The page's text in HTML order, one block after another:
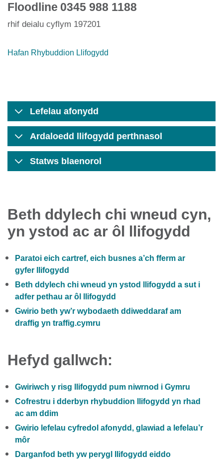
Floodline 0345 988 1188
rhif deialu cyflym 197201
Hafan Rhybuddion Llifogydd
Lefelau afonydd
Ardaloedd llifogydd perthnasol
Statws blaenorol
Beth ddylech chi wneud cyn,
yn ystod ac ar ôl llifogydd
Paratoi eich cartref, eich busnes a’ch fferm ar
gyfer llifogydd
Beth ddylech chi wneud yn ystod llifogydd a sut i
adfer pethau ar ôl llifogydd
Gwirio beth yw’r wybodaeth ddiweddaraf am
draffig yn traffig.cymru
Hefyd gallwch:
Gwiriwch y risg llifogydd pum niwrnod i Gymru
Cofrestru i dderbyn rhybuddion llifogydd yn rhad
ac am ddim
Gwirio lefelau cyfredol afonydd, glawiad a lefelau’r
môr
Darganfod beth yw perygl llifogydd eiddo